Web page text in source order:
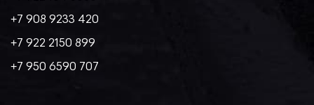
+7 908 9233 420
+7 922 2150 899
+7 950 6590 707